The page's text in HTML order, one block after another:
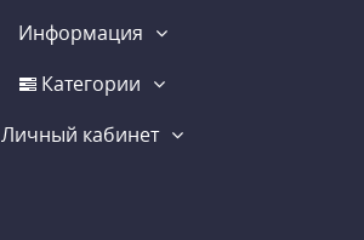
Информация
Категории
Личный кабинет